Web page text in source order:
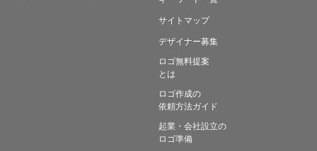
サイトマップ
デザイナー募集
ロゴ無料提案
とは
ロゴ作成の
依頼方法ガイド
起業・会社設立の
ロゴ準備